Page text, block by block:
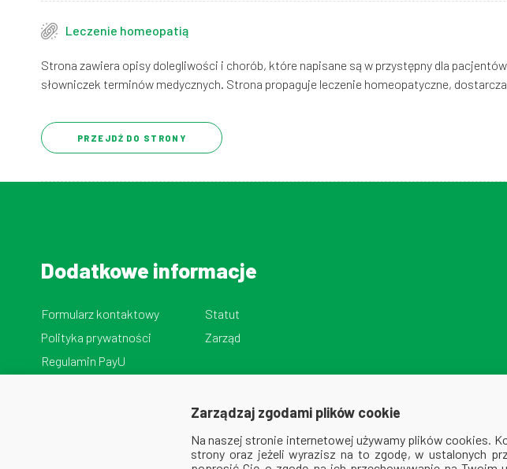
Leczenie homeopatią
Strona zawiera opisy dolegliwości i chorób, które napisane są w przystępny dla
słowniczek terminów medycznych. Strona propaguje leczenie homeopatyczne,
PRZEJDŹ DO STRONY
Dodatkowe informacje
Formularz kontaktowy
Polityka prywatności
Regulamin PayU
Statut
Zarząd
Zarządzaj zgodami plików cookie
Na naszej stronie internetowej używamy plików cookies.
strony oraz jeżeli wyrazisz na to zgodę, w ustalonych